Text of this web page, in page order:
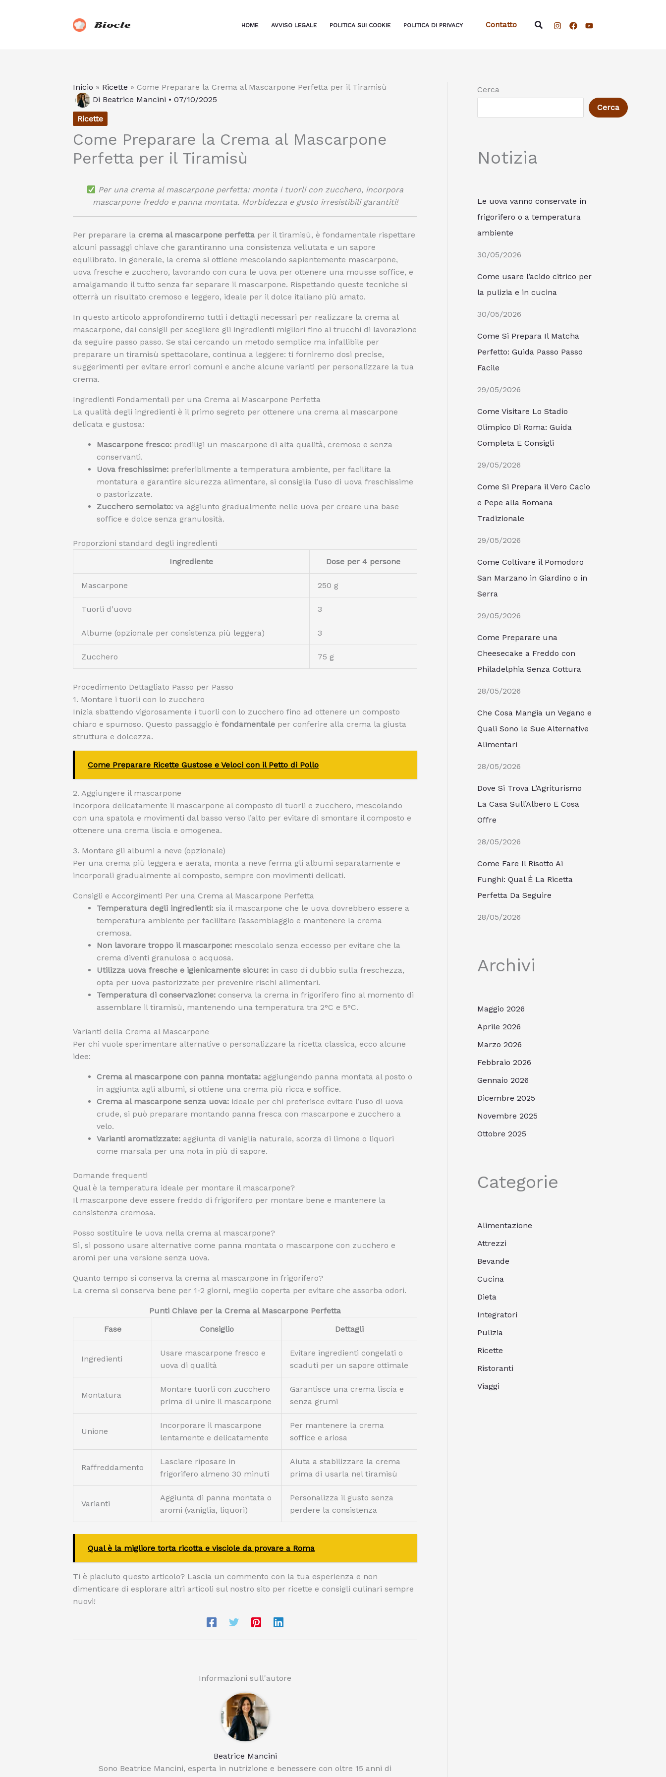
Biocle HOME AVVISO LEGALE POLITICA SUI COOKIE POLITICA DI PRIVACY Contatto Cerca
Inicio » Ricette » Come Preparare la Crema al Mascarpone Perfetta per il Tiramisù
Di Beatrice Mancini • 07/10/2025
Ricette
Come Preparare la Crema al Mascarpone
Perfetta per il Tiramisù
Per una crema al mascarpone perfetta: monta i tuorli con zucchero, incorpora
mascarpone freddo e panna montata. Morbidezza e gusto irresistibili garantiti!
Per preparare la crema al mascarpone perfetta per il tiramisù, è fondamentale rispettare
alcuni passaggi chiave che garantiranno una consistenza vellutata e un sapore
equilibrato. In generale, la crema si ottiene mescolando sapientemente mascarpone,
uova fresche e zucchero, lavorando con cura le uova per ottenere una mousse soffice, e
amalgamando il tutto senza far separare il mascarpone. Rispettando queste tecniche si
otterrà un risultato cremoso e leggero, ideale per il dolce italiano più amato.
In questo articolo approfondiremo tutti i dettagli necessari per realizzare la crema al
mascarpone, dai consigli per scegliere gli ingredienti migliori fino ai trucchi di lavorazione
da seguire passo passo. Se stai cercando un metodo semplice ma infallibile per
preparare un tiramisù spettacolare, continua a leggere: ti forniremo dosi precise,
suggerimenti per evitare errori comuni e anche alcune varianti per personalizzare la tua
crema.
Ingredienti Fondamentali per una Crema al Mascarpone Perfetta
La qualità degli ingredienti è il primo segreto per ottenere una crema al mascarpone
delicata e gustosa:
Mascarpone fresco: prediligi un mascarpone di alta qualità, cremoso e senza
conservanti.
Uova freschissime: preferibilmente a temperatura ambiente, per facilitare la
montatura e garantire sicurezza alimentare, si consiglia l’uso di uova freschissime
o pastorizzate.
Zucchero semolato: va aggiunto gradualmente nelle uova per creare una base
soffice e dolce senza granulosità.
Proporzioni standard degli ingredienti
Ingrediente
Dose per 4 persone
Mascarpone 250 g
Tuorli d’uovo 3
Albume (opzionale per consistenza più leggera) 3
Zucchero 75 g
Procedimento Dettagliato Passo per Passo
1. Montare i tuorli con lo zucchero
Inizia sbattendo vigorosamente i tuorli con lo zucchero fino ad ottenere un composto
chiaro e spumoso. Questo passaggio è fondamentale per conferire alla crema la giusta
struttura e dolcezza.
Come Preparare Ricette Gustose e Veloci con il Petto di Pollo
2. Aggiungere il mascarpone
Incorpora delicatamente il mascarpone al composto di tuorli e zucchero, mescolando
con una spatola e movimenti dal basso verso l’alto per evitare di smontare il composto e
ottenere una crema liscia e omogenea.
3. Montare gli albumi a neve (opzionale)
Per una crema più leggera e aerata, monta a neve ferma gli albumi separatamente e
incorporali gradualmente al composto, sempre con movimenti delicati.
Consigli e Accorgimenti Per una Crema al Mascarpone Perfetta
Temperatura degli ingredienti: sia il mascarpone che le uova dovrebbero essere a
temperatura ambiente per facilitare l’assemblaggio e mantenere la crema
cremosa.
Non lavorare troppo il mascarpone: mescolalo senza eccesso per evitare che la
crema diventi granulosa o acquosa.
Utilizza uova fresche e igienicamente sicure: in caso di dubbio sulla freschezza,
opta per uova pastorizzate per prevenire rischi alimentari.
Temperatura di conservazione: conserva la crema in frigorifero fino al momento di
assemblare il tiramisù, mantenendo una temperatura tra 2°C e 5°C.
Varianti della Crema al Mascarpone
Per chi vuole sperimentare alternative o personalizzare la ricetta classica, ecco alcune
idee:
Crema al mascarpone con panna montata: aggiungendo panna montata al posto o
in aggiunta agli albumi, si ottiene una crema più ricca e soffice.
Crema al mascarpone senza uova: ideale per chi preferisce evitare l’uso di uova
crude, si può preparare montando panna fresca con mascarpone e zucchero a
velo.
Varianti aromatizzate: aggiunta di vaniglia naturale, scorza di limone o liquori
come marsala per una nota in più di sapore.
Domande frequenti
Qual è la temperatura ideale per montare il mascarpone?
Il mascarpone deve essere freddo di frigorifero per montare bene e mantenere la
consistenza cremosa.
Posso sostituire le uova nella crema al mascarpone?
Sì, si possono usare alternative come panna montata o mascarpone con zucchero e
aromi per una versione senza uova.
Quanto tempo si conserva la crema al mascarpone in frigorifero?
La crema si conserva bene per 1-2 giorni, meglio coperta per evitare che assorba odori.
Punti Chiave per la Crema al Mascarpone Perfetta
Fase
Consiglio Dettagli
Ingredienti
Usare mascarpone fresco e
uova di qualità
Evitare ingredienti congelati o
scaduti per un sapore ottimale
Montatura
Montare tuorli con zucchero
prima di unire il mascarpone
Garantisce una crema liscia e
senza grumi
Unione
Incorporare il mascarpone
lentamente e delicatamente
Per mantenere la crema
soffice e ariosa
Raffreddamento
Lasciare riposare in
frigorifero almeno 30 minuti
Aiuta a stabilizzare la crema
prima di usarla nel tiramisù
Varianti
Aggiunta di panna montata o
aromi (vaniglia, liquori)
Personalizza il gusto senza
perdere la consistenza
Qual è la migliore torta ricotta e visciole da provare a Roma
Ti è piaciuto questo articolo? Lascia un commento con la tua esperienza e non
dimenticare di esplorare altri articoli sul nostro sito per ricette e consigli culinari sempre
nuovi!
Informazioni sull'autore
Beatrice Mancini
Sono Beatrice Mancini, esperta in nutrizione e benessere con oltre 15 anni di
Cerca
Cerca
Notizia
Le uova vanno conservate in
frigorifero o a temperatura
ambiente
30/05/2026
Come usare l’acido citrico per
la pulizia e in cucina
30/05/2026
Come Si Prepara Il Matcha
Perfetto: Guida Passo Passo
Facile
29/05/2026
Come Visitare Lo Stadio
Olimpico Di Roma: Guida
Completa E Consigli
29/05/2026
Come Si Prepara il Vero Cacio
e Pepe alla Romana
Tradizionale
29/05/2026
Come Coltivare il Pomodoro
San Marzano in Giardino o in
Serra
29/05/2026
Come Preparare una
Cheesecake a Freddo con
Philadelphia Senza Cottura
28/05/2026
Che Cosa Mangia un Vegano e
Quali Sono le Sue Alternative
Alimentari
28/05/2026
Dove Si Trova L’Agriturismo
La Casa Sull’Albero E Cosa
Offre
28/05/2026
Come Fare Il Risotto Ai
Funghi: Qual È La Ricetta
Perfetta Da Seguire
28/05/2026
Archivi
Maggio 2026
Aprile 2026
Marzo 2026
Febbraio 2026
Gennaio 2026
Dicembre 2025
Novembre 2025
Ottobre 2025
Categorie
Alimentazione
Attrezzi
Bevande
Cucina
Dieta
Integratori
Pulizia
Ricette
Ristoranti
Viaggi